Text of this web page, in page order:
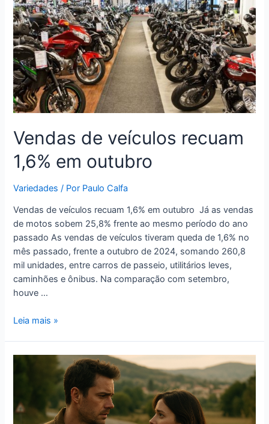
Vendas de veículos recuam
1,6% em outubro
Variedades / Por Paulo Calfa
Vendas de veículos recuam 1,6% em outubro Já as vendas
de motos sobem 25,8% frente ao mesmo período do ano
passado As vendas de veículos tiveram queda de 1,6% no
mês passado, frente a outubro de 2024, somando 260,8
mil unidades, entre carros de passeio, utilitários leves,
caminhões e ônibus. Na comparação com setembro,
houve …
Leia mais »